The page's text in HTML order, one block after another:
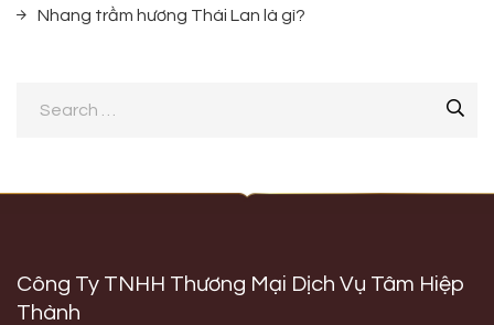
Nhang trầm hương Thái Lan là gì?
Công Ty TNHH Thương Mại Dịch Vụ Tâm Hiệp
Thành